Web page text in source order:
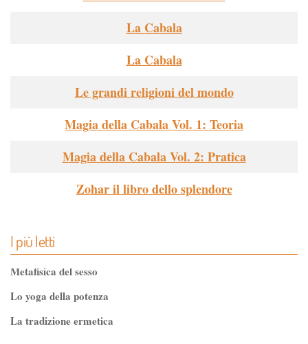
La Cabala
La Cabala
Le grandi religioni del mondo
Magia della Cabala Vol. 1: Teoria
Magia della Cabala Vol. 2: Pratica
Zohar il libro dello splendore
I più letti
Metafisica del sesso
Lo yoga della potenza
La tradizione ermetica